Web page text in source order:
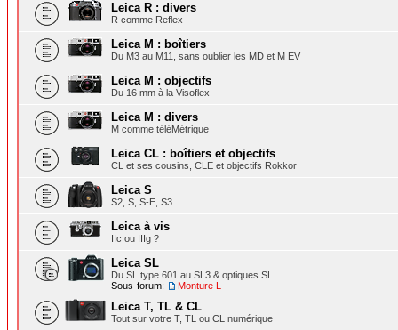
Leica R : divers
R comme Reflex
Leica M : boîtiers
Du M3 au M11, sans oublier les MD et M EV
Leica M : objectifs
Du 16 mm à la Visoflex
Leica M : divers
M comme téléMétrique
Leica CL : boîtiers et objectifs
CL et ses cousins, CLE et objectifs Rokkor
Leica S
S2, S, S-E, S3
Leica à vis
IIc ou IIIg ?
Leica SL
Du SL type 601 au SL3 & optiques SL
Sous-forum:
Monture L
Leica T, TL & CL
Tout sur votre T, TL ou CL numérique